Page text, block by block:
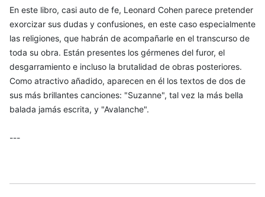
En este libro, casi auto de fe, Leonard Cohen parece pretender
exorcizar sus dudas y confusiones, en este caso especialmente
las religiones, que habrán de acompañarle en el transcurso de
toda su obra. Están presentes los gérmenes del furor, el
desgarramiento e incluso la brutalidad de obras posteriores.
Como atractivo añadido, aparecen en él los textos de dos de
sus más brillantes canciones: "Suzanne", tal vez la más bella
balada jamás escrita, y "Avalanche".
---